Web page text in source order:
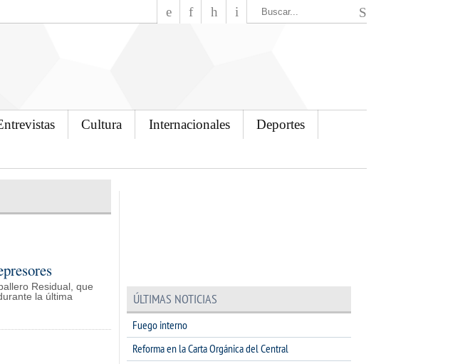
Cultura Internacionales
Deportes
Residual, que
la última
ÚLTIMAS NOTICIAS
Fuego interno
Reforma en la Carta Orgánica del Central